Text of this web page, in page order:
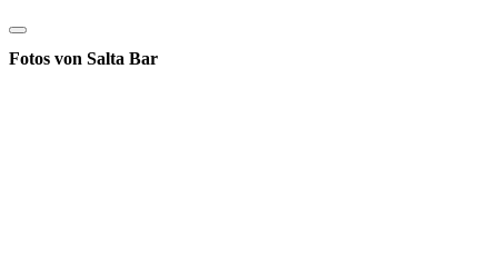
Fotos von Salta Bar